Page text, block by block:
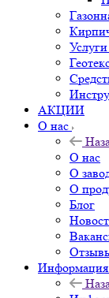
АКЦИИ
О нас
О нас
О
О
Блог
Информация